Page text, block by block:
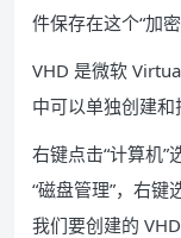
件保存在这个“加密
VHD 是微软
中可以单独创建和
右键点击“计算机”
“磁盘管理”，右键
我们要创建的